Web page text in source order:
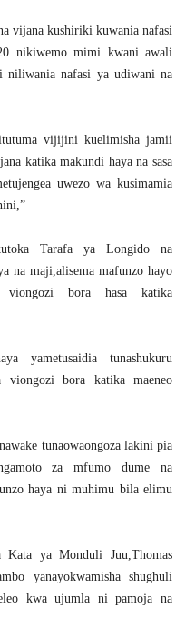
vijana kushiriki kuwania nafasi
nikiwemo mimi kwani awali
niliwania nafasi ya udiwani na
vijijini kuelimisha jamii
katika makundi haya na sasa
uwezo wa kusimamia
Tarafa ya Longido na
na maji,alisema mafunzo hayo
viongozi bora hasa katika
yametusaidia tunashukuru
viongozi bora katika maeneo
tunaowaongoza lakini pia
za mfumo dume na
haya ni muhimu bila elimu
ya Monduli Juu,Thomas
yanayokwamisha shughuli
kwa ujumla ni pamoja na